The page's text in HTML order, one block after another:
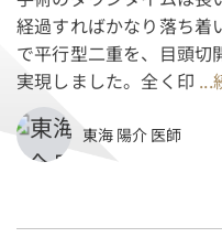
経過すればかなり落ち着
で平行型二重を、目頭切
実現しました。全く印 ...
東海 陽介 医師